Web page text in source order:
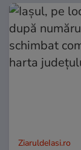
ZiaruldeIasi.ro